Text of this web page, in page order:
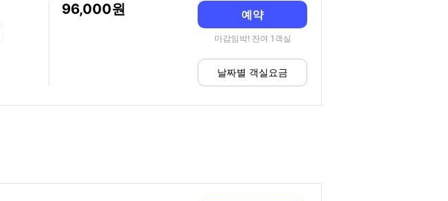
96,000 예약
마감임박! 잔여 1객실
날짜별 객실요금